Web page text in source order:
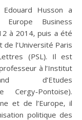
Edouard Husson a
Europe Business
à 2014, puis a été
l’Université Paris
(PSL). Il est
à l’Institut
d’Etudes
Cergy-Pontoise).
et de l’Europe, il
politique des